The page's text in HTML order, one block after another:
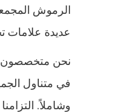
الرموش
عديدة علامات
نحن متخصصون
في متناول
وشاملاً.